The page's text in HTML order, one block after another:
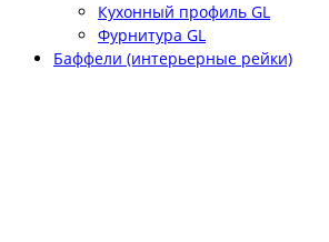
Кухонный профиль GL
Фурнитура GL
Баффели (интерьерные рейки)